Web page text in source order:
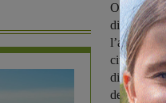
Oltre il
di una
città
di identità
della